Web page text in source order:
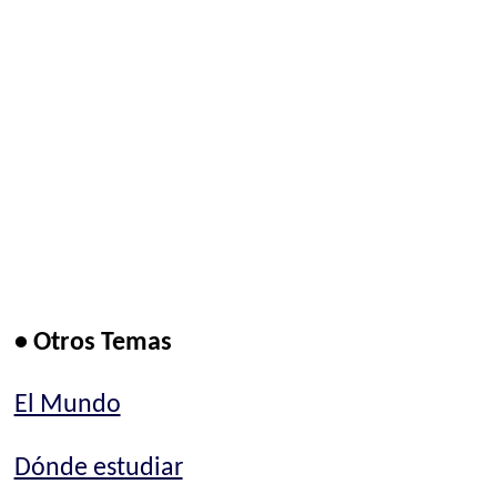
• Otros Temas
El Mundo
Dónde estudiar